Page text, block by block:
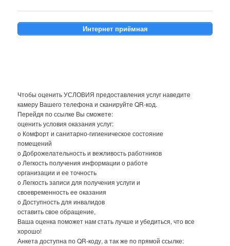
Интернет приёмная
Чтобы оценить УСЛОВИЯ предоставления услуг наведите
камеру Вашего телефона и сканируйте QR-код.
Перейдя по ссылке Вы сможете:
оценить условия оказания услуг:
o Комфорт и санитарно-гигиеническое состояние
помещений
o Доброжелательность и вежливость работников
o Легкость получения информации о работе
организации и ее точность
o Легкость записи для получения услуги и
своевременность ее оказания
o Доступность для инвалидов
оставить свое обращение,
Ваша оценка поможет нам стать лучше и убедиться, что все
хорошо!
Анкета доступна по QR-коду, а так же по прямой ссылке: